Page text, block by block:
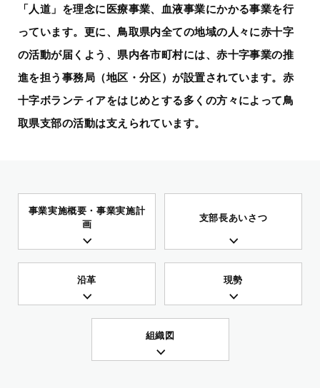
「人道」を理念に医療事業、血液事業にかかる事業を行
っています。 更に、鳥取県内全ての地域の人々に赤十字
の活動が届くよう、県内各市町村には、赤十字事業の推
進を担う事務局（地区・分区）が設置されています。 赤
十字ボランティアをはじめとする多くの方々によって鳥
取県支部の活動は支えられています。
事業実施概要・事業実施計
画
支部長あいさつ
沿革 現勢
組織図